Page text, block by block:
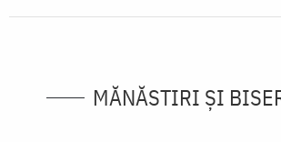
MĂNĂSTIRI ȘI